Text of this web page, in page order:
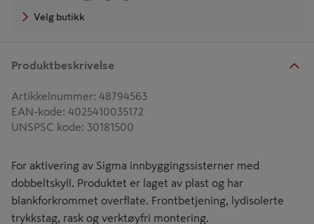
Velg butikk
Produktbeskrivelse
Artikkelnummer: 48794563
EAN-kode: 4025410035172
UNSPSC kode: 30181500
For aktivering av Sigma innbyggingssisterner med
dobbeltskyll. Produktet er laget av plast og har
blankforkrommet overflate. Frontbetjening, lydisolerte
trykkstag, rask og verktøyfri montering.